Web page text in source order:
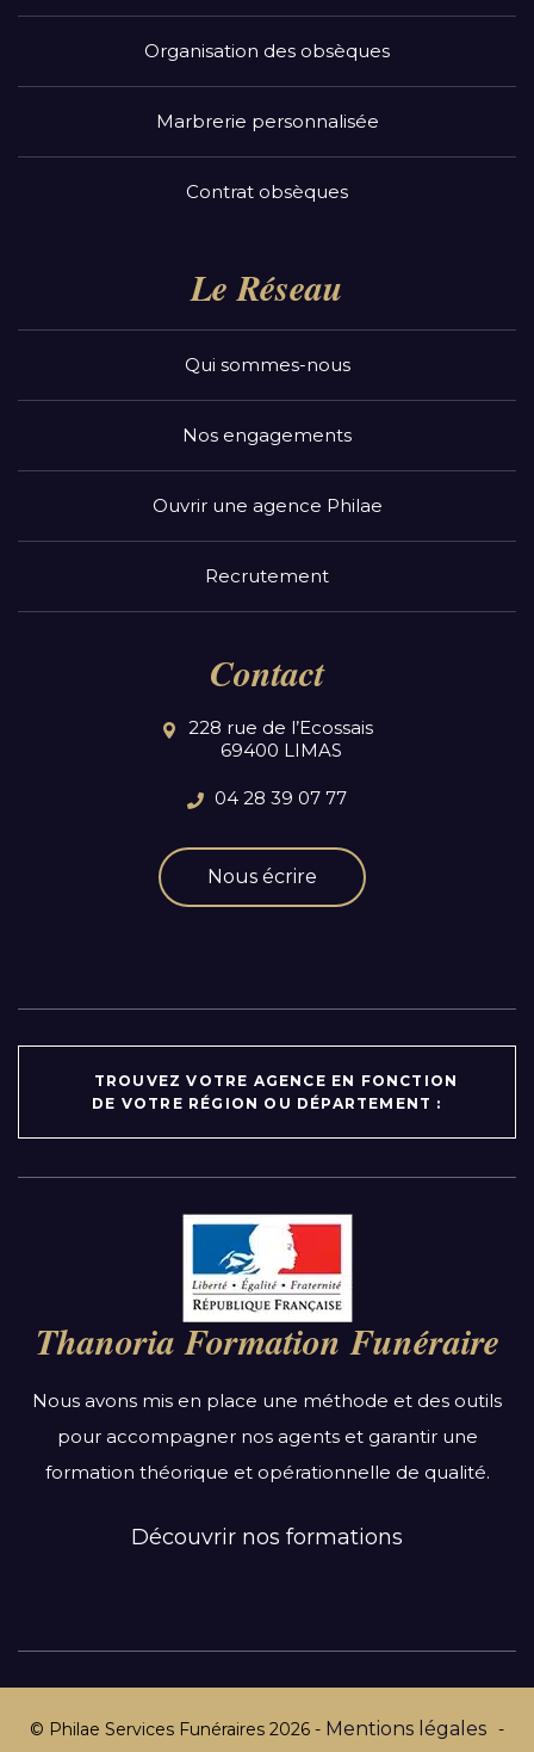
Organisation des obsèques
Marbrerie personnalisée
Contrat obsèques
Le Réseau
Qui sommes-nous
Nos engagements
Ouvrir une agence Philae
Recrutement
Contact
228 rue de l’Ecossais
69400 LIMAS
04 28 39 07 77
Nous écrire
TROUVEZ VOTRE AGENCE EN FONCTION
DE VOTRE RÉGION OU DÉPARTEMENT :
Auvergne-Rhône-Alpes
Bourgogne-Franche-Comté
Bretagne
Centre-Val de Loire
Grand Est
Hauts-de-France
Normandie
Thanoria Formation Funéraire
Nous avons mis en place une méthode et des outils
pour accompagner nos agents et garantir une
formation théorique et opérationnelle de qualité.
Découvrir nos formations
© Philae Services Funéraires 2026 - Mentions légales -